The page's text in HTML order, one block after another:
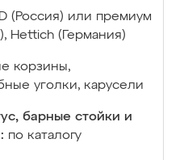
(Россия) или премиум
Hettich (Германия)
корзины,
уголки, карусели
барные стойки и
по каталогу